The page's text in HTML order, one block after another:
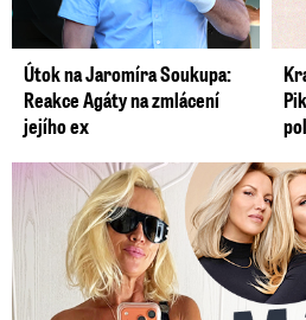
Útok na Jaromíra Soukupa:
Reakce Agáty na zmlácení
jejího ex
Krásná sestra Krainové bez emocí: